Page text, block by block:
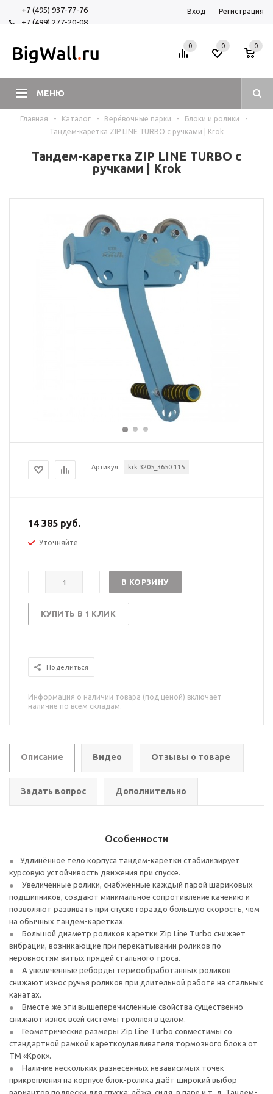
+7 (495) 937-77-76
+7 (499) 277-20-08
Вход Регистрация
МЕНЮ
0 0
0
Главная - Каталог - Верёвочные парки - Блоки и ролики
-
Тандем-каретка ZIP LINE TURBO с ручками | Krok
Тандем-каретка ZIP LINE TURBO с
ручками | Krok
Артикул krk 3205_3650.115
14 385 руб.
Уточняйте
В КОРЗИНУ
КУПИТЬ В 1 КЛИК
Поделиться
Информация о наличии товара (под ценой) включает
наличие по всем складам.
Описание Видео Отзывы о товаре
Задать вопрос Дополнительно
Особенности
Удлинённое тело корпуса тандем-каретки стабилизирует
курсовую устойчивость движения при спуске.
Увеличенные ролики, снабжённые каждый парой шариковых
подшипников, создают минимальное сопротивление качению и
позволяют развивать при спуске гораздо большую скорость, чем
на обычных тандем-каретках.
Большой диаметр роликов каретки Zip Line Turbo снижает
вибрации, возникающие при перекатывании роликов по
неровностям витых прядей стального троса.
А увеличенные реборды термообработанных роликов
снижают износ ручья роликов при длительной работе на стальных
канатах.
Вместе же эти вышеперечисленные свойства существенно
снижают износ всей системы троллея в целом.
Геометрические размеры Zip Line Turbo совместимы со
стандартной рамкой кареткоулавливателя тормозного блока от
ТМ «Крок».
Наличие нескольких разнесённых независимых точек
прикрепления на корпусе блок-ролика даёт широкий выбор
вариантов подвески для спуска: лёжа, сидя, в паре и т. д. Тандем-